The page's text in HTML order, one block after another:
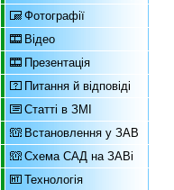
Фотографії
Відео
Презентація
Питання й відповіді
Статті в ЗМІ
Встановлення у ЗАВ
Схема САД на ЗАВі
Технологія